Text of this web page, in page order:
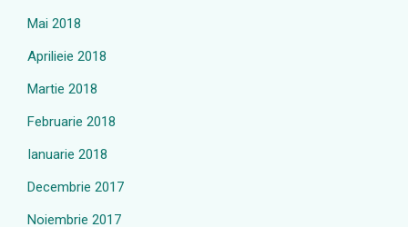
Mai 2018
Aprilieie 2018
Martie 2018
Februarie 2018
Ianuarie 2018
Decembrie 2017
Noiembrie 2017